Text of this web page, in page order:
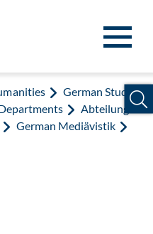
German Studies
Abteilung
German Mediävistik